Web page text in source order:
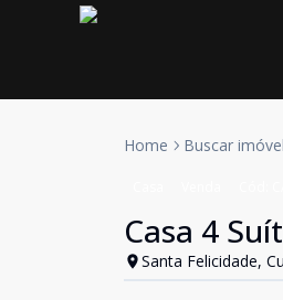
Home Buscar imóvel
Casa 4
Santa Felicidade,